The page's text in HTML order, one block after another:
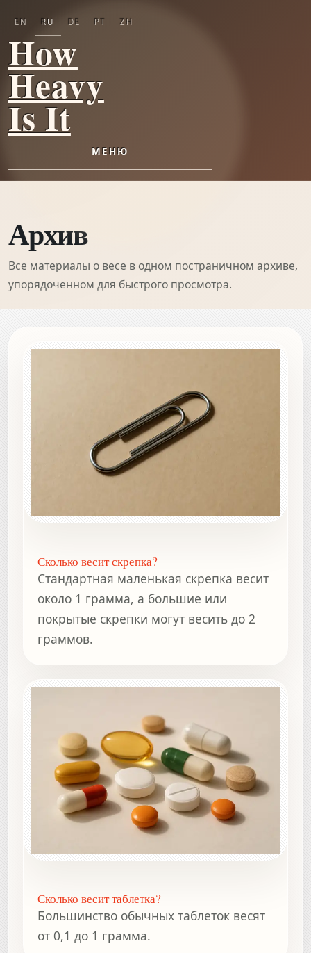
How
Heavy
Is It
МЕНЮ
EN RU DE PT ZH
Архив
Все материалы о весе в одном постраничном архиве,
упорядоченном для быстрого просмотра.
Сколько весит скрепка?
Стандартная маленькая скрепка весит
около 1 грамма, а большие или
покрытые скрепки могут весить до 2
граммов.
Сколько весит таблетка?
Большинство обычных таблеток весят
от 0,1 до 1 грамма.